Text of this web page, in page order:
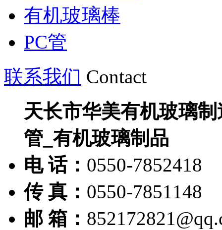
有机玻璃棒
PC管
联系我们 Contact
天长市华美有机玻璃
管_有机玻璃制品
电 话： 0550-7852418
传 真： 0550-7851148
邮 箱：